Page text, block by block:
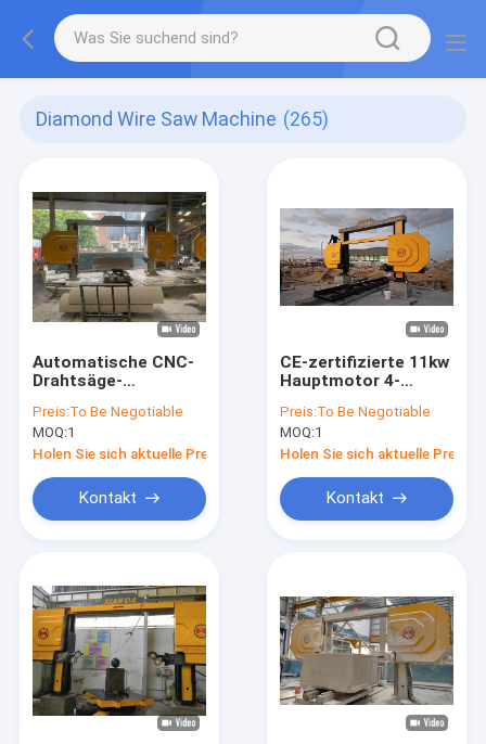
Diamond Wire Saw Machine (265)
Automatische CNC-
Drahtsäge-
Marmor und Granit
Preis:To Be Negotiable
MOQ:1
Holen Sie sich aktuelle Preis
Kontakt
CE-zertifizierte 11kw
Hauptmotor 4-
Maschine für
schnelle und präzise
Bearbeitung
Preis:To Be Negotiable
MOQ:1
Holen Sie sich aktuelle Preis
Kontakt